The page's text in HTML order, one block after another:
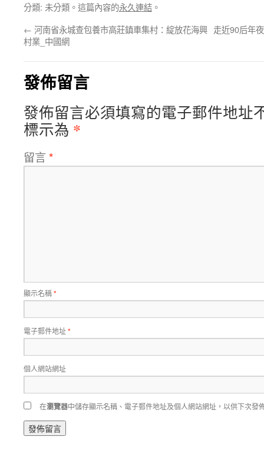
分類: 未分類。這篇內容的永久連結 。
← 河南省永城查包養市高莊鎮車集村：綻放花海興
村業_中國網
走近90后年
發佈留言
發佈留言必須填寫的電子郵件地址
標示為 *
留言 *
顯示名稱*
電子郵件地址*
個人網站網址
在瀏覽器中儲存顯示名稱、電子郵件地址及個人網站網址，以供下次發